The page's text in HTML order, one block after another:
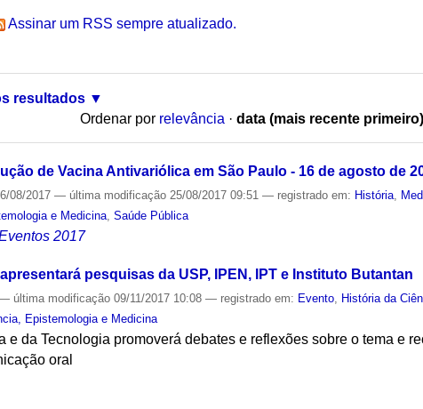
Assinar um RSS sempre atualizado.
resultados
Ordenar por relevância · data (mais recente primeiro)
de Vacina Antivariólica em São Paulo - 16 de agosto de
08/2017— última modificação 25/08/2017 09:51— registrado em: História
e Medicina ,Saúde Pública
2017
pesquisas da USP, IPEN, IPT e Instituto Butantan
última modificação 09/11/2017 10:08— registrado em: Evento História da
Epistemologia e Medicina
da Tecnologia promoverá debates e reflexões sobre o tema e
oral